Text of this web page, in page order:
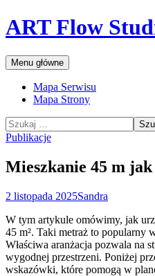
Przejdź
do
ART Flow
Szukaj
Menu główne
Mapa Serwisu
Mapa Strony
Szukaj:
Publikacje
Mieszkanie 45 m
2 listopada 2025Sandra
W tym artykule omówimy, jak
45 m². Taki metraż to popularny
Właściwa aranżacja pozwala na
wygodnej przestrzeni. Poniżej
wskazówki, które pomogą w